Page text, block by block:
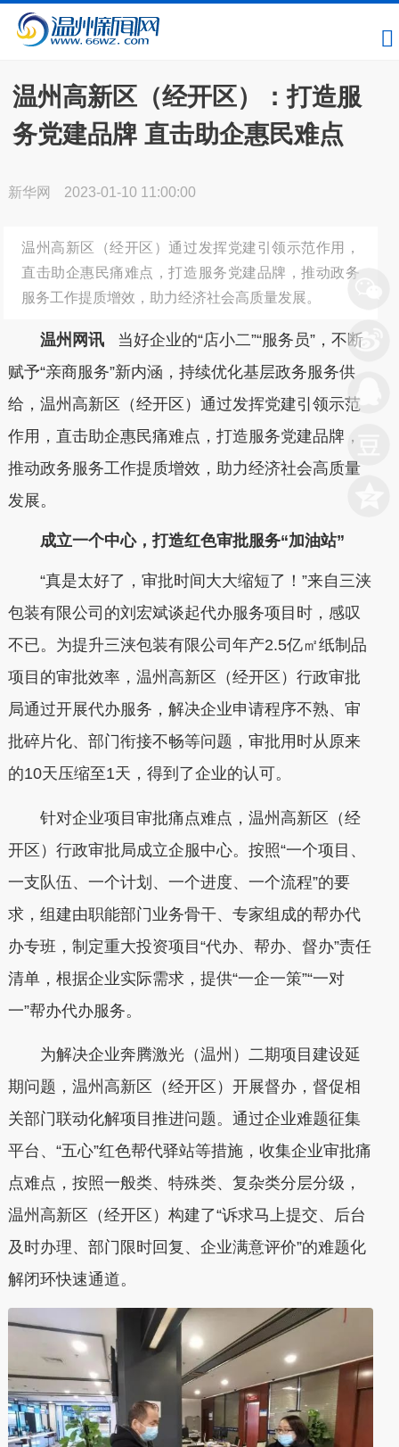
温州高新区（经开区）：打造服
务党建品牌 直击助企惠民难点
新华网 2023-01-10 11:00:00
温州高新区（经开区）通过发挥党建引领示范作用，
直击助企惠民痛难点，打造服务党建品牌，推动政务
服务工作提质增效，助力经济社会高质量发展。
温州网讯当好企业的“店小二”“服务员”，不断
赋予“亲商服务”新内涵，持续优化基层政务服务供
给，温州高新区（经开区）通过发挥党建引领示范
作用，直击助企惠民痛难点，打造服务党建品牌，
推动政务服务工作提质增效，助力经济社会高质量
发展。
成立一个中心，打造红色审批服务“加油站”
“真是太好了，审批时间大大缩短了！”来自三浃
包装有限公司的刘宏斌谈起代办服务项目时，感叹
不已。为提升三浃包装有限公司年产2.5亿㎡纸制品
项目的审批效率，温州高新区（经开区）行政审批
局通过开展代办服务，解决企业申请程序不熟、审
批碎片化、部门衔接不畅等问题，审批用时从原来
的10天压缩至1天，得到了企业的认可。
针对企业项目审批痛点难点，温州高新区（经
开区）行政审批局成立企服中心。按照“一个项目、
一支队伍、一个计划、一个进度、一个流程”的要
求，组建由职能部门业务骨干、专家组成的帮办代
办专班，制定重大投资项目“代办、帮办、督办”责任
清单，根据企业实际需求，提供“一企一策”“一对
一”帮办代办服务。
为解决企业奔腾激光（温州）二期项目建设延
期问题，温州高新区（经开区）开展督办，督促相
关部门联动化解项目推进问题。通过企业难题征集
平台、“五心”红色帮代驿站等措施，收集企业审批痛
点难点，按照一般类、特殊类、复杂类分层分级，
温州高新区（经开区）构建了“诉求马上提交、后台
及时办理、部门限时回复、企业满意评价”的难题化
解闭环快速通道。